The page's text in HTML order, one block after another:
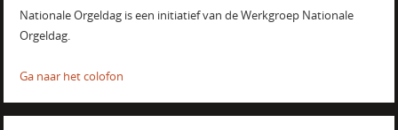
Nationale Orgeldag is een initiatief van de Werkgroep Nationale
Orgeldag.
Ga naar het colofon